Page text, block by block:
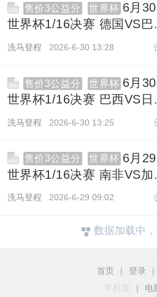
售价3公益分 世界杯 6月30
世界杯1/16决赛 德国VS巴拉
圭 1080P 英语 BBC HD
洗马登程 2026-6-30 13:28
售价3公益分 世界杯 6月30
世界杯1/16决赛 巴西VS日
1080P 英语 ITV HD 9.4G
洗马登程 2026-6-30 13:25
售价3公益分 世界杯 6月29
世界杯1/16决赛 南非VS加
大 1080P 英语 ITV HD
洗马登程 2026-6-29 09:02
数据加载中
首页 | 登录 |
手机版
| 电